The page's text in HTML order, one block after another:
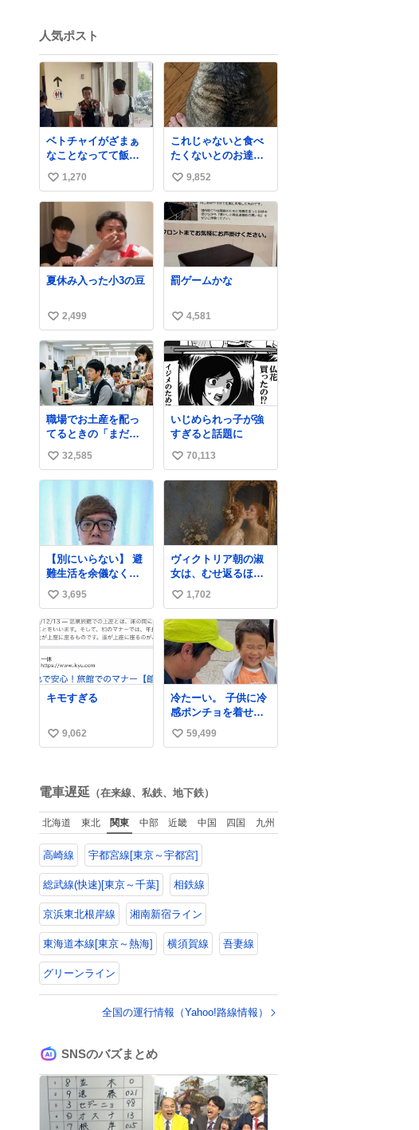
人気ポスト
ベトチャイがざまぁ
なことなってて飯う
ますぎ
る〜〜〜！！！！！
！！！ 店員さんの神
対応によって先頭並
んでたのに列からハ
ブられてた
wwwwwwwwwwww
い
い
ね
数
1,270
これじゃないと食べ
たくないとのお達し
だったので、しっぽ
置き場係になってい
る
い
い
ね
数
9,852
夏休み入った小3の豆
い
い
ね
数
2,499
罰ゲームかな
い
い
ね
数
4,581
職場でお土産を配っ
てるときの「まだ気
づいてませんよ」的
な演技が毎回シンド
い。
い
い
32,585
いじめられっ子が強
すぎると話題に
い
い
数
70,113
【別にいらない】 避
難生活を余儀なくさ
れている子どもたち
のためにヒカキンボ
ックス1000個を寄付
させていただきまし
い
い
ね
3,695
ヴィクトリア朝の淑
女は、むせ返るほど
大量の香水を身につ
けるものではないと
されていた。それで
も香水は、髪や肌の
手入れと同じくら
い、ヴィクトリア朝
の女性達の美容習慣
に欠かせないものだ
った。 当時の香水
は、現在私たちが知
る香水よりも単純な
組成で、その大部分
い
い
ね
数
1,702
キモすぎる
い
数
9,062
冷たーい。 子供に冷
感ポンチョを着せて
あげたら大はしゃぎ
で喜んでくれまし
謝。
い
数
59,499
電車遅延 （在来線、私鉄、地下鉄）
北海道 東北 関東 中部 近畿 中国 四国 九州
高崎線 宇都宮線[東京～宇都宮]
総武線(快速)[東京～千葉] 相鉄線
京浜東北根岸線 湘南新宿ライン
東海道本線[東京～熱海] 横須賀線 吾妻線
グリーンライン
全国の運行情報（Yahoo!路線情報）
SNSのバズまとめ